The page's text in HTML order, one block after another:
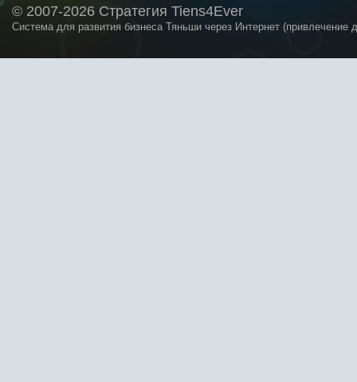
© 2007-2026 Стратегия Tiens4Ever
Система для развития бизнеса Тяньши через Интернет (привлечение